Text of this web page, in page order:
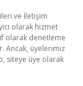
ve İletişim
olarak hizmet
olarak denetleme
Ancak, üyelerimiz
siteye üye olarak